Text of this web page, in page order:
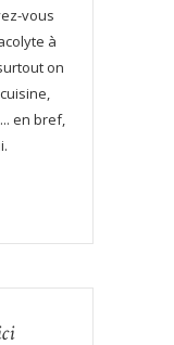
vous
à
on
en bref,